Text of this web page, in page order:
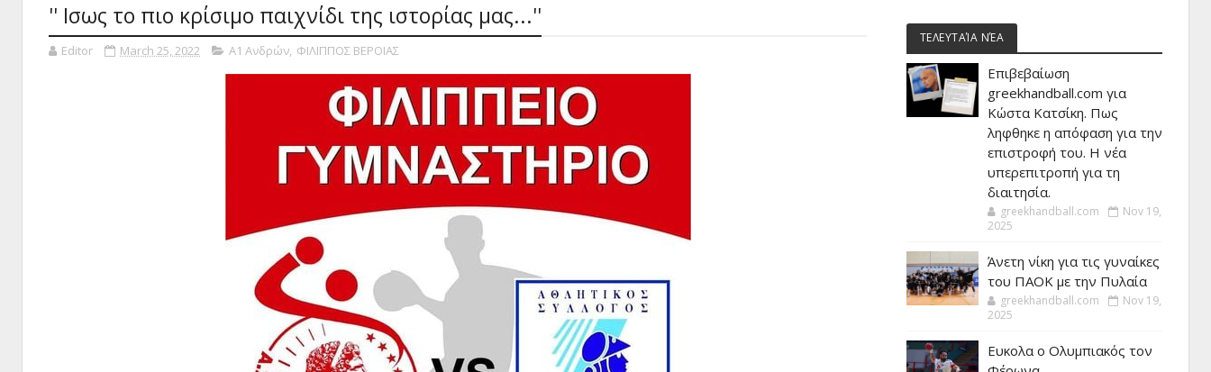
'' Ισως το πιο κρίσιμο παιχνίδι της ιστορίας μας...''
Editor March 25, 2022 Α1 Ανδρών, ΦΙΛΙΠΠΟΣ ΒΕΡΟΙΑΣ
ΤΕΛΕΥΤΑΊΑ ΝΈΑ
Επιβεβαίωση
greekhandball.com για
Κώστα Κατσίκη. Πως
ληφθηκε η απόφαση για την
επιστροφή του. Η νέα
υπερεπιτροπή για τη
διαιτησία.
greekhandball.com
Nov 19,
2025
Άνετη νίκη για τις γυναίκες
του ΠΑΟΚ με την Πυλαία
greekhandball.com
Nov 19,
2025
Ευκολα ο Ολυμπιακός τον